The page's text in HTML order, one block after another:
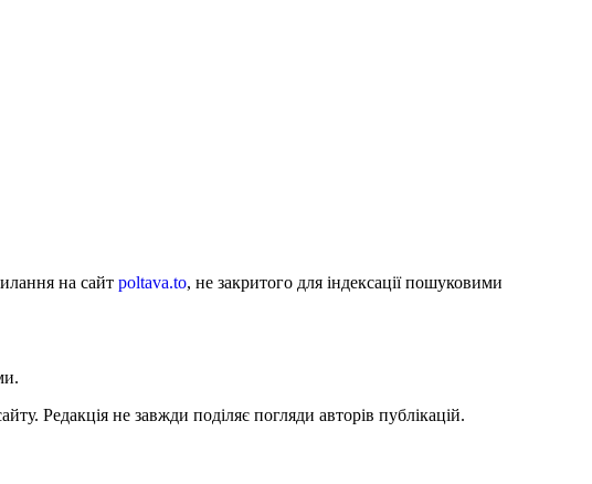
на сайт poltava.to, не закритого для індексації пошуковими
Редакція не завжди поділяє погляди авторів публікацій.